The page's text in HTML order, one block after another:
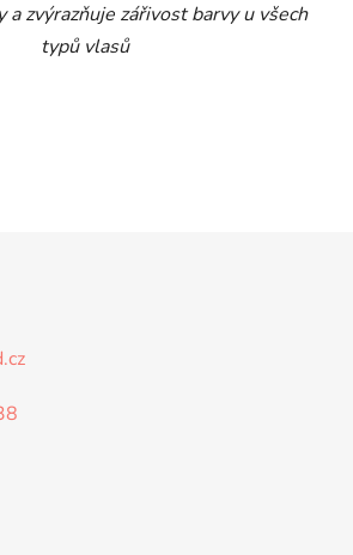
a zvýrazňuje zářivost barvy u všech
typů vlasů